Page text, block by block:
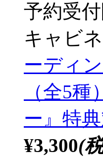
予約受
キャビ
ーディ
（全5
ー』特
¥3,300(